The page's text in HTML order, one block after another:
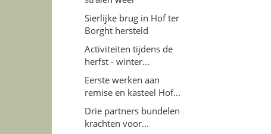
Sierlijke brug in Hof ter
Borght hersteld
Activiteiten tijdens de
herfst - winter...
Eerste werken aan
remise en kasteel Hof...
Drie partners bundelen
krachten voor...